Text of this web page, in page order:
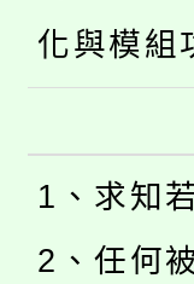
化與模組
1、求知
2、任何